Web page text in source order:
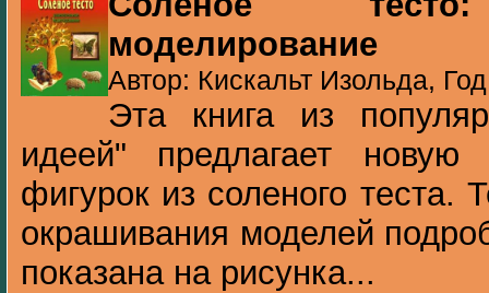
моделирование
Автор: Кискальт Изольда,
Эта книга из
идеей" предлагает новую
фигурок из соленого теста.
окрашивания моделей
показана на рисунка...